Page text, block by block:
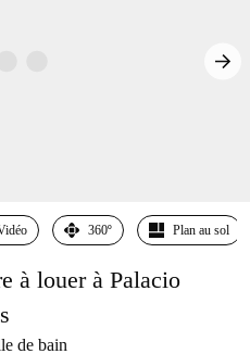
360º Plan au sol
à louer à Palacio
de bain